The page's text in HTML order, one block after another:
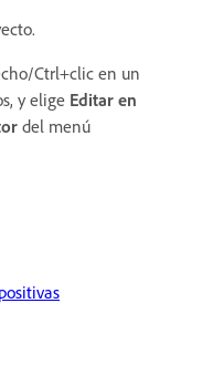
Ctrl+clic en un
y elige Editar en
del menú